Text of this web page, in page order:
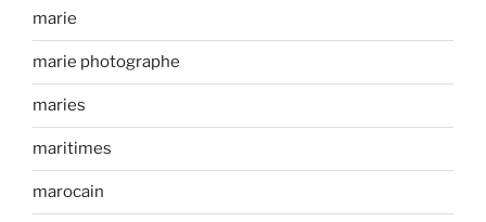
marie
marie photographe
maries
maritimes
marocain